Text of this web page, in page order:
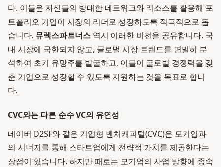
다. 이들은 자신들의 방대한 네트워크와 리소스를 활용해 포
트폴리오 기업이 시장의 리더로 성장하도록 적극적으로 돕
습니다. 뮤렉스파트너스 역시 이러한 비전을 공유합니다. 국
내 시장에 국한되지 않고, 글로벌 시장 트렌드를 면밀히 분
석하여 초기 유망주를 발굴하고, 이들이 글로벌 경쟁력을 갖
춘 기업으로 성장할 수 있도록 지원하는 것을 목표로 합니
다.
CVC와는 다른 순수 VC의 유연성
네이버 D2SF와 같은 기업형 벤처캐피털(CVC)은 모기업과
의 시너지를 통해 스타트업에게 전략적 가치를 제공한다는
장점이 있습니다. 하지만 때로는 모기업의 사업 방향에 종속